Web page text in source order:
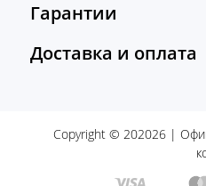
Гарантии
Доставка и оплата
Copyright © 202026 |